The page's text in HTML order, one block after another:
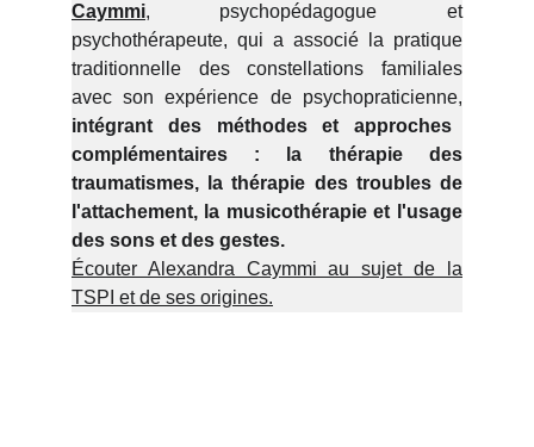
Caymmi, psychopédagogue et
psychothérapeute, qui a associé la pratique
traditionnelle des constellations familiales
avec son expérience de psychopraticienne,
intégrant des méthodes et approches
complémentaires : la thérapie des
traumatismes, la thérapie des troubles de
l'attachement, la musicothérapie et l'usage
des sons et des gestes.
Écouter Alexandra Caymmi au sujet de la
TSPI et de ses origines.